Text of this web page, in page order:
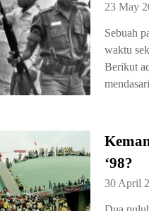
23 May
Sebuah
waktu
Berikut
‘98?
30 April